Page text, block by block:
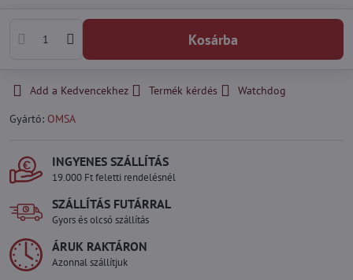
Kosárba
Add a Kedvencekhez Termék kérdés
Watchdog
Gyártó: OMSA
INGYENES SZÁLLÍTÁS
19.000 Ft feletti rendelésnél
SZÁLLÍTÁS FUTÁRRAL
Gyors és olcsó szállítás
ÁRUK RAKTÁRON
Azonnal szállítjuk